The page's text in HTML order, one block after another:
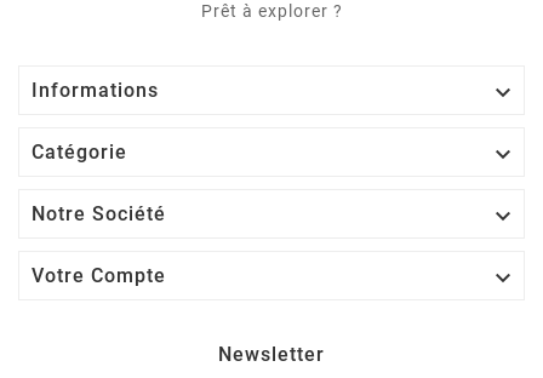
Prêt à explorer ?
Informations 
Catégorie 
Notre Société 
Votre Compte 
Newsletter